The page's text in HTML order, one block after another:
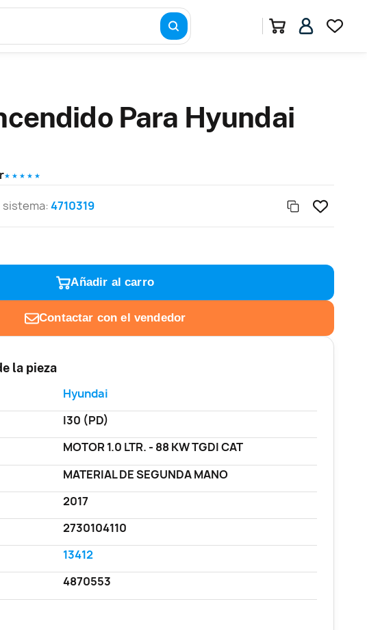
Para Hyundai
★ ★ ★ ★ ★
sistema:4710319
Añadir al carro
Contactar con el vendedor
la pieza
Hyundai
I30 (PD)
MOTOR 1.0 LTR. - 88 KW TGDI CAT
MATERIAL DE SEGUNDA MANO
2017
2730104110
13412
4870553